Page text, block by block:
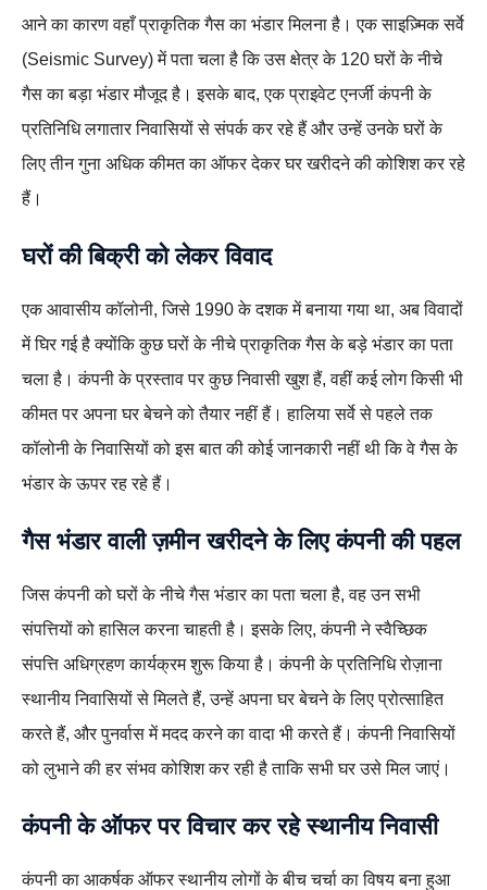
आने का कारण वहाँ प्राकृतिक गैस का भंडार मिलना है। एक साइज़्मिक सर्वे
(Seismic Survey) में पता चला है कि उस क्षेत्र के 120 घरों के नीचे
गैस का बड़ा भंडार मौजूद है। इसके बाद, एक प्राइवेट एनर्जी कंपनी के
प्रतिनिधि लगातार निवासियों से संपर्क कर रहे हैं और उन्हें उनके घरों के
लिए तीन गुना अधिक कीमत का ऑफर देकर घर खरीदने की कोशिश कर रहे
हैं।
घरों की बिक्री को लेकर विवाद
एक आवासीय कॉलोनी, जिसे 1990 के दशक में बनाया गया था, अब विवादों
में घिर गई है क्योंकि कुछ घरों के नीचे प्राकृतिक गैस के बड़े भंडार का पता
चला है। कंपनी के प्रस्ताव पर कुछ निवासी खुश हैं, वहीं कई लोग किसी भी
कीमत पर अपना घर बेचने को तैयार नहीं हैं। हालिया सर्वे से पहले तक
कॉलोनी के निवासियों को इस बात की कोई जानकारी नहीं थी कि वे गैस के
भंडार के ऊपर रह रहे हैं।
गैस भंडार वाली ज़मीन खरीदने के लिए कंपनी की पहल
जिस कंपनी को घरों के नीचे गैस भंडार का पता चला है, वह उन सभी
संपत्तियों को हासिल करना चाहती है। इसके लिए, कंपनी ने स्वैच्छिक
संपत्ति अधिग्रहण कार्यक्रम शुरू किया है। कंपनी के प्रतिनिधि रोज़ाना
स्थानीय निवासियों से मिलते हैं, उन्हें अपना घर बेचने के लिए प्रोत्साहित
करते हैं, और पुनर्वास में मदद करने का वादा भी करते हैं। कंपनी निवासियों
को लुभाने की हर संभव कोशिश कर रही है ताकि सभी घर उसे मिल जाएं।
कंपनी के ऑफर पर विचार कर रहे स्थानीय निवासी
कंपनी का आकर्षक ऑफर स्थानीय लोगों के बीच चर्चा का विषय बना हुआ